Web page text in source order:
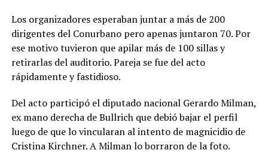
Los organizadores esperaban juntar a más de 200
dirigentes del Conurbano pero apenas juntaron 70. Por
ese motivo tuvieron que apilar más de 100 sillas y
retirarlas del auditorio. Pareja se fue del acto
rápidamente y fastidioso.
Del acto participó el diputado nacional Gerardo Milman,
ex mano derecha de Bullrich que debió bajar el perfil
luego de que lo vincularan al intento de magnicidio de
Cristina Kirchner. A Milman lo borraron de la foto.